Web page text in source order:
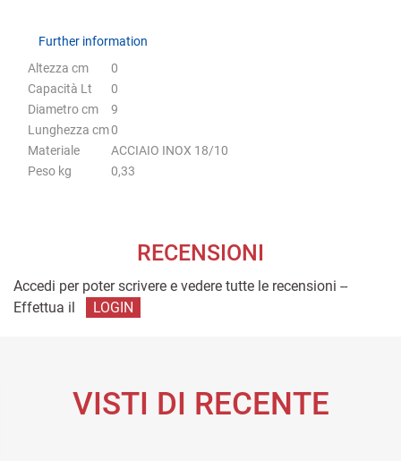
Further information
Further information
Altezza cm
0
Capacità Lt
0
Diametro cm
9
Lunghezza cm0
Materiale
ACCIAIO INOX 18/10
Peso kg
0,33
RECENSIONI
Accedi per poter scrivere e vedere tutte le recensioni --
Effettua il
LOGIN
VISTI DI RECENTE